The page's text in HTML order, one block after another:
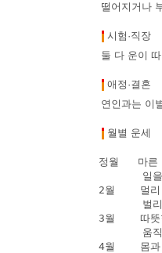
떨어지거나
시험·직장
둘 다 운이
애정·결혼
연인과는 이
월별 운세
정월   마른
일을
2월    멀리
벌리
3월    따뜻
움직
4월    몸과